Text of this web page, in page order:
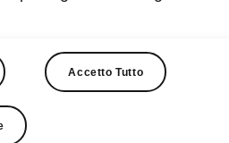
Accetto Tutto